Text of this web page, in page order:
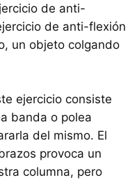
de anti-
de anti-flexión
un objeto colgando
ejercicio consiste
banda o polea
del mismo. El
provoca un
columna, pero